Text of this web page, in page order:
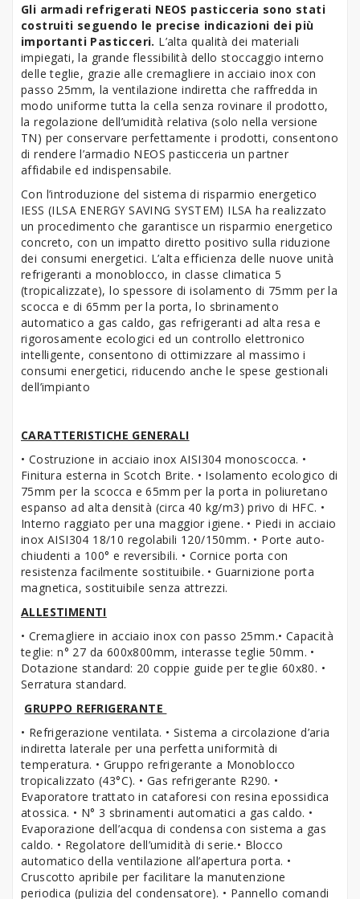
Gli armadi refrigerati NEOS pasticceria sono stati
costruiti seguendo le precise indicazioni dei più
importanti Pasticceri. L’alta qualità dei materiali
impiegati, la grande flessibilità dello stoccaggio interno
delle teglie, grazie alle cremagliere in acciaio inox con
passo 25mm, la ventilazione indiretta che raffredda in
modo uniforme tutta la cella senza rovinare il prodotto,
la regolazione dell’umidità relativa (solo nella versione
TN) per conservare perfettamente i prodotti, consentono
di rendere l’armadio NEOS pasticceria un partner
affidabile ed indispensabile.
Con l’introduzione del sistema di risparmio energetico
IESS (ILSA ENERGY SAVING SYSTEM) ILSA ha realizzato
un procedimento che garantisce un risparmio energetico
concreto, con un impatto diretto positivo sulla riduzione
dei consumi energetici. L’alta efficienza delle nuove unità
refrigeranti a monoblocco, in classe climatica 5
(tropicalizzate), lo spessore di isolamento di 75mm per la
scocca e di 65mm per la porta, lo sbrinamento
automatico a gas caldo, gas refrigeranti ad alta resa e
rigorosamente ecologici ed un controllo elettronico
intelligente, consentono di ottimizzare al massimo i
consumi energetici, riducendo anche le spese gestionali
dell’impianto
CARATTERISTICHE GENERALI
• Costruzione in acciaio inox AISI304 monoscocca. •
Finitura esterna in Scotch Brite. • Isolamento ecologico di
75mm per la scocca e 65mm per la porta in poliuretano
espanso ad alta densità (circa 40 kg/m3) privo di HFC. •
Interno raggiato per una maggior igiene. • Piedi in acciaio
inox AISI304 18/10 regolabili 120/150mm. • Porte auto-
chiudenti a 100° e reversibili. • Cornice porta con
resistenza facilmente sostituibile. • Guarnizione porta
magnetica, sostituibile senza attrezzi.
ALLESTIMENTI
• Cremagliere in acciaio inox con passo 25mm.• Capacità
teglie: n° 27 da 600x800mm, interasse teglie 50mm. •
Dotazione standard: 20 coppie guide per teglie 60x80. •
Serratura standard.
GRUPPO REFRIGERANTE
• Refrigerazione ventilata. • Sistema a circolazione d’aria
indiretta laterale per una perfetta uniformità di
temperatura. • Gruppo refrigerante a Monoblocco
tropicalizzato (43°C). • Gas refrigerante R290. •
Evaporatore trattato in cataforesi con resina epossidica
atossica. • N° 3 sbrinamenti automatici a gas caldo. •
Evaporazione dell’acqua di condensa con sistema a gas
caldo. • Regolatore dell’umidità di serie.• Blocco
automatico della ventilazione all’apertura porta. •
Cruscotto apribile per facilitare la manutenzione
periodica (pulizia del condensatore). • Pannello comandi